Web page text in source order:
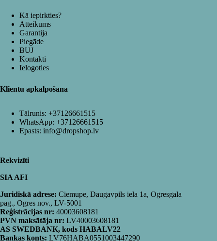
Kā iepirkties?
Atteikums
Garantija
Piegāde
BUJ
Kontakti
Ielogoties
Klientu apkalpošana
Tālrunis: +37126661515
WhatsApp: +37126661515
Epasts: info@dropshop.lv
Rekvizīti
SIA AFI
Juridiskā adrese: Ciemupe, Daugavpils iela 1a, Ogresgala
pag., Ogres nov., LV-5001
Reģistrācijas nr: 40003608181
PVN maksātāja nr: LV40003608181
AS SWEDBANK, kods HABALV22
Bankas konts: LV76HABA0551003447290